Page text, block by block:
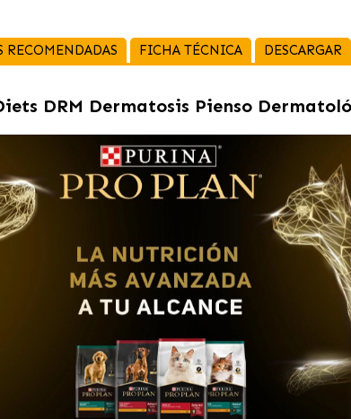
RECOMENDADAS FICHA TÉCNICA DESCARGAR
DRM Dermatosis Pienso